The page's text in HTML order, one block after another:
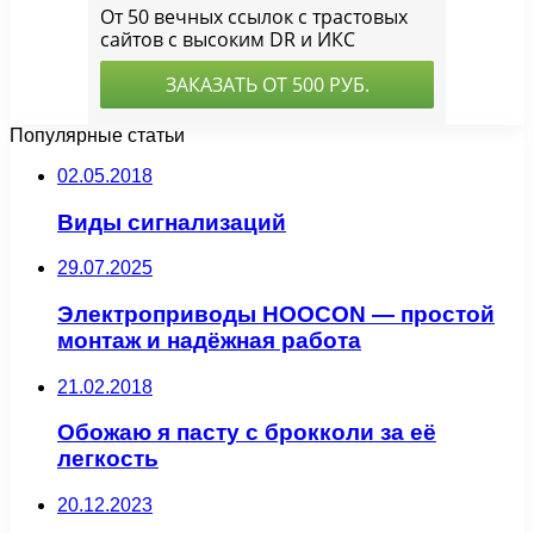
Популярные статьи
02.05.2018
Виды сигнализаций
29.07.2025
Электроприводы HOOCON — простой
монтаж и надёжная работа
21.02.2018
Обожаю я пасту с брокколи за её
легкость
20.12.2023